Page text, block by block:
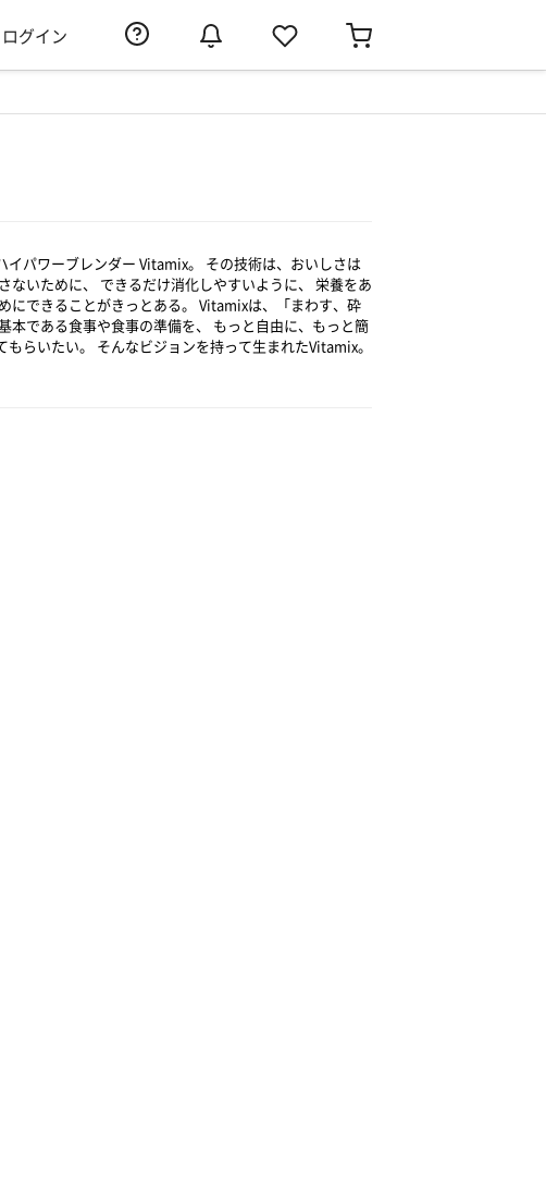
ログイン
パワーブレンダー Vitamix。 その技術は、おいしさは
いために、 できるだけ消化しやすいように、 栄養をあ
にできることがきっとある。 Vitamixは、「まわす、砕
本である食事や食事の準備を、 もっと自由に、もっと簡
らいたい。 そんなビジョンを持って生まれたVitamix。